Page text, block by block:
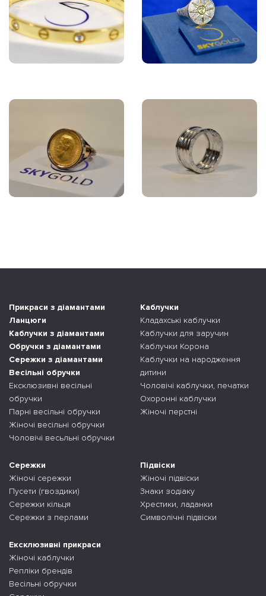
Прикраси з діамантами
Ланцюги
Каблучки з діамантами
Обручки з діамантами
Сережки з діамантами
Весільні обручки
Ексклюзивні весільні
обручки
Парні весільні обручки
Жіночі весільні обручки
Чоловічі весьльні обручки
Каблучки
Кладахські каблучки
Каблучки для заручин
Каблучки Корона
Каблучки на народження
дитини
Чоловічі каблучки, печатки
Охоронні каблучки
Жіночі перстні
Сережки
Жіночі сережки
Пусети (гвоздики)
Сережки кільця
Сережки з перлами
Підвіски
Жіночі підвіски
Знаки зодіаку
Хрестики, ладанки
Символічні підвіски
Ексклюзивні прикраси
Жіночі каблучки
Репліки брендів
Весільні обручки